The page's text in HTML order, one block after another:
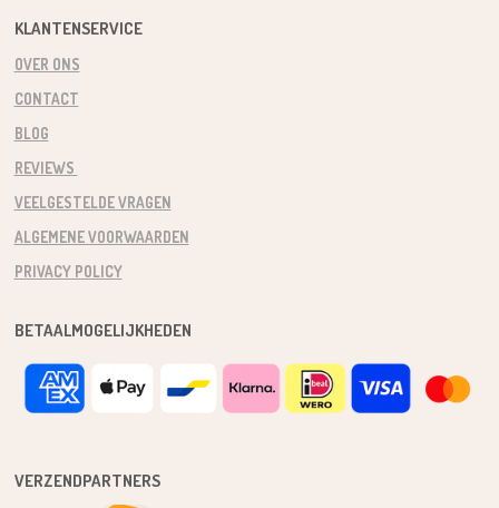
KLANTENSERVICE
OVER ONS
CONTACT
BLOG
REVIEWS
VEELGESTELDE VRAGEN
ALGEMENE VOORWAARDEN
PRIVACY POLICY
BETAALMOGELIJKHEDEN
VERZENDPARTNERS